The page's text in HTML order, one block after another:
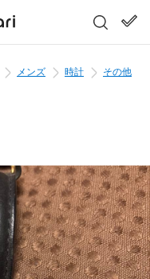
メンズ 時計 その他